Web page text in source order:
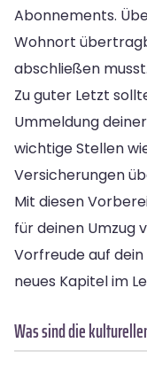
Abonnements.
Wohnort
abschließen musst.
Zu guter Letzt
Ummeldung
wichtige Stellen
Versicherungen
Mit diesen
für deinen Umzug
Vorfreude auf
neues Kapitel im
Was sind die